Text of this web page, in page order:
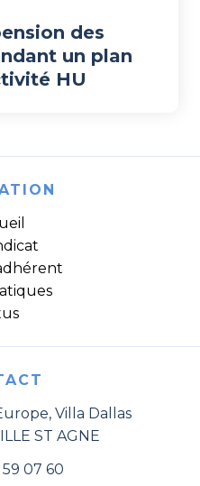
des
un plan
HU
Villa Dallas
ST AGNE
07 60